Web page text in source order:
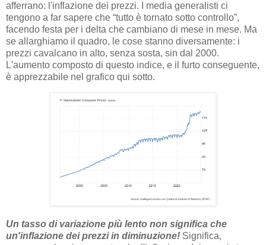
afferrano: l'inflazione dei prezzi. I media generalisti ci
tengono a far sapere che “tutto è tornato sotto controllo”,
facendo festa per i delta che cambiano di mese in mese. Ma
se allarghiamo il quadro, le cose stanno diversamente: i
prezzi cavalcano in alto, senza sosta, sin dal 2000.
L'aumento composto di questo indice, e il furto conseguente,
è apprezzabile nel grafico qui sotto.
Un tasso di variazione più lento non significa che
un'inflazione dei prezzi in diminuzione! Significa,